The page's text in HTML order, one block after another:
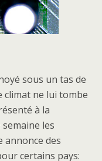
sous un tas de
climat ne lui tombe
à la
les
annonce des
certains pays: